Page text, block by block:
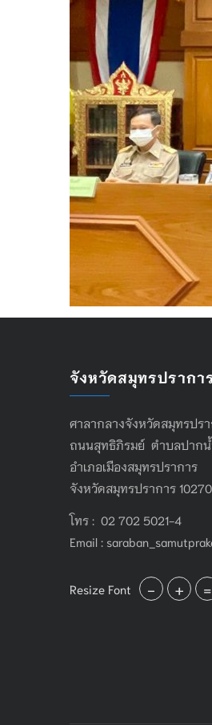
จังหวัดสมุทรปรากา
ศาลากลางจังหวัดสมุทรปร
ถนนสุทธิภิรมย์ ตำบลปากน้
อำเภอเมืองสมุทรปราการ
จังหวัดสมุทรปราการ 10270
โทร : 02 702 5021-4
Email :
Resize Font - + =